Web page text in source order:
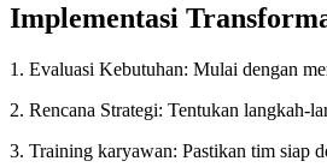
Implementasi
1. Evaluasi Kebutuhan: Mulai dengan
2. Rencana Strategi: Tentukan langkah-
3. Training karyawan: Pastikan tim siap